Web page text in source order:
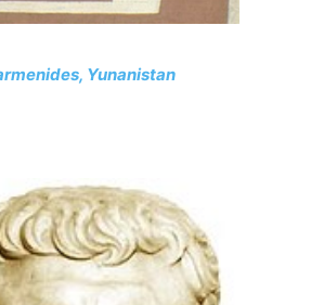
Yunanistan